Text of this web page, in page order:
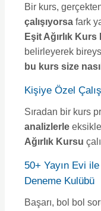
Bir kurs,
çalışıyorsafark
Eşit Ağırlık Kurs
belirleyerek
bu kurs size
Kişiye Özel
Sıradan bir kurs
analizlerle
Ağırlık Kursu
50+ Yayın Evi
Deneme Kulübü
Başarı, bol bol